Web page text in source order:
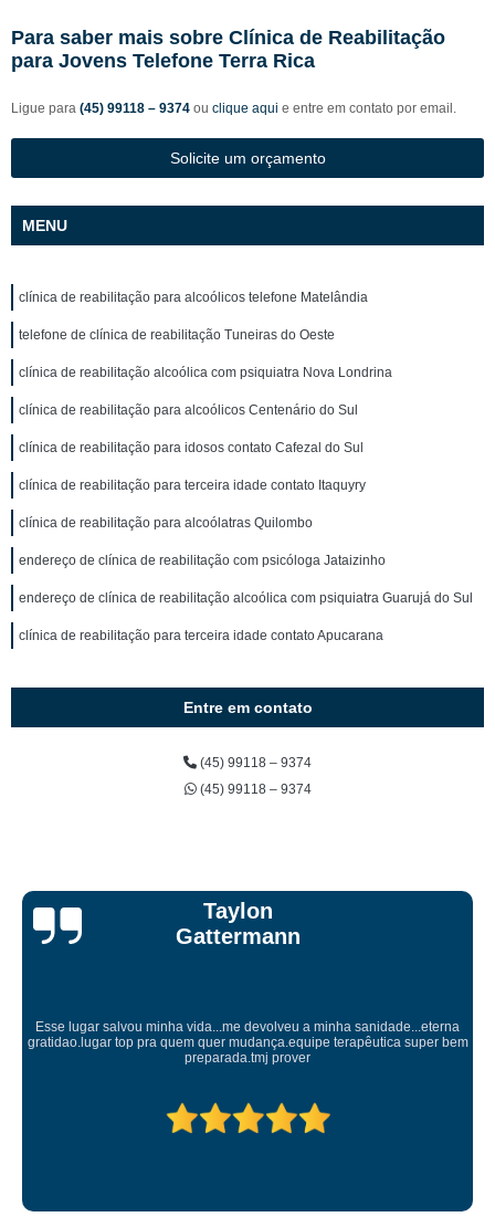
Para saber mais sobre Clínica de Reabilitação
para Jovens Telefone Terra Rica
Ligue para (45) 99118 – 9374 ou clique aqui e entre em contato por email.
Solicite um orçamento
MENU
clínica de reabilitação para alcoólicos telefone Matelândia
telefone de clínica de reabilitação Tuneiras do Oeste
clínica de reabilitação alcoólica com psiquiatra Nova Londrina
clínica de reabilitação para alcoólicos Centenário do Sul
clínica de reabilitação para idosos contato Cafezal do Sul
clínica de reabilitação para terceira idade contato Itaquyry
clínica de reabilitação para alcoólatras Quilombo
endereço de clínica de reabilitação com psicóloga Jataizinho
endereço de clínica de reabilitação alcoólica com psiquiatra Guarujá do Sul
clínica de reabilitação para terceira idade contato Apucarana
Entre em contato
(45) 99118 – 9374
(45) 99118 – 9374
Taylon
Gattermann
Esse lugar salvou minha vida...me devolveu a minha sanidade...eterna
gratidao.lugar top pra quem quer mudança.equipe terapêutica super bem
preparada.tmj prover